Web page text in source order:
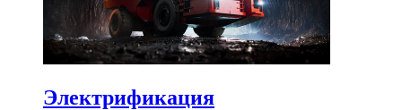
Электрификация